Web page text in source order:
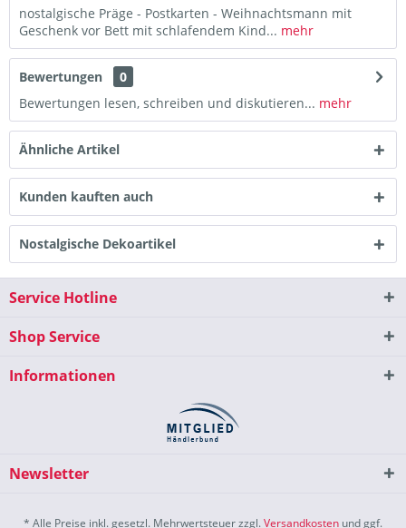
nostalgische Präge - Postkarten - Weihnachtsmann mit
Geschenk vor Bett mit schlafendem Kind... mehr
Bewertungen
0
Bewertungen lesen, schreiben und diskutieren... mehr
Ähnliche Artikel
Kunden kauften auch
Nostalgische Dekoartikel
Service Hotline
Shop Service
Informationen
Newsletter
* Alle Preise inkl. gesetzl. Mehrwertsteuer zzgl.Versandkosten und ggf.